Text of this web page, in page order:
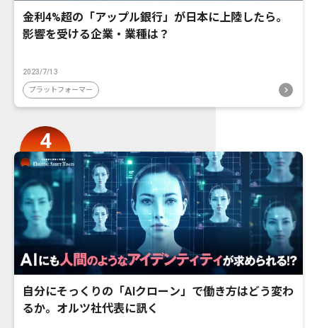
金利4%超の「アップル銀行」が日本に上陸したら。
影響を受ける企業・業種は？
2023/7/13
プラットフォーマー
自分にそっくりの「AIクローン」で働き方はどう変わ
るか。オルツ社代表に訊く